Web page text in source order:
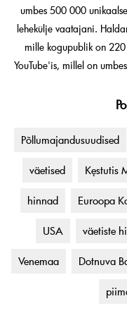
umbes 500 000
lehekülje vaatajani.
mille kogupublik on
YouTube'is, millel on
Põllumajandusuudised
väetised Kęstutis
hinnad Euroopa
USA väetiste
Venemaa Dotnuva